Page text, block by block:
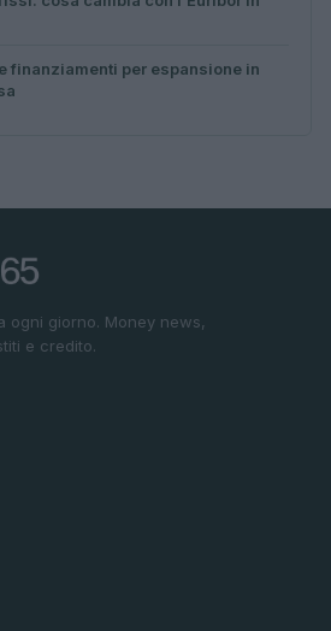
finanziamenti per espansione in
ogni giorno. Money news,
e credito.